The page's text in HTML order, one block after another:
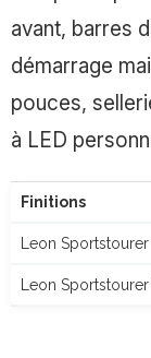
avant, barres
démarrage
pouces,
à LED
Finitions
Leon
Leon